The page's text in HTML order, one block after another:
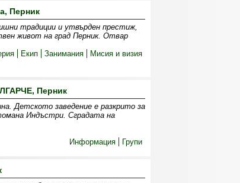
Перник
традиции и утвърден престиж,
живот на град Перник. Отвар
Екип Занимания Мисия и визия
Перник
Детското заведение е разкрито за
Индъстри. Сградата на
Информация
Групи